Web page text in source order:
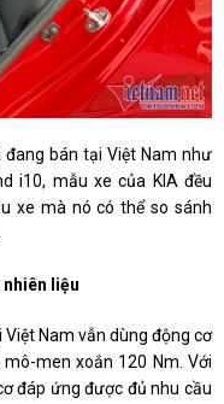
bán tại Việt Nam như
i10, mẫu xe của KIA đều
xe mà nó có thể so sánh
liệu
Việt Nam vẫn dùng động cơ
men xoắn 120 Nm. Với
đáp ứng được đủ nhu cầu